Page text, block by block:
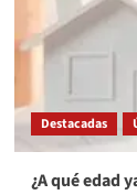
Destacadas
¿A qué edad